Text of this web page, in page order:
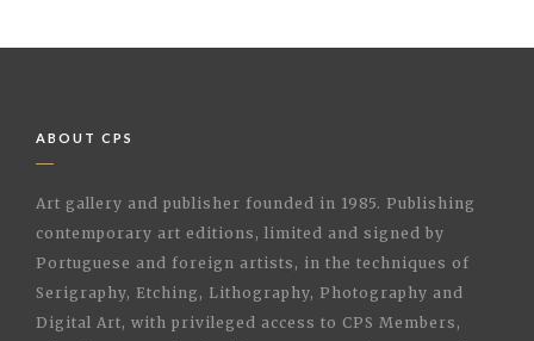
ABOUT CPS
Art gallery and publisher founded in 1985. Publishing
contemporary art editions, limited and signed by
Portuguese and foreign artists, in the techniques of
Serigraphy, Etching, Lithography, Photography and
Digital Art, with privileged access to CPS Members,